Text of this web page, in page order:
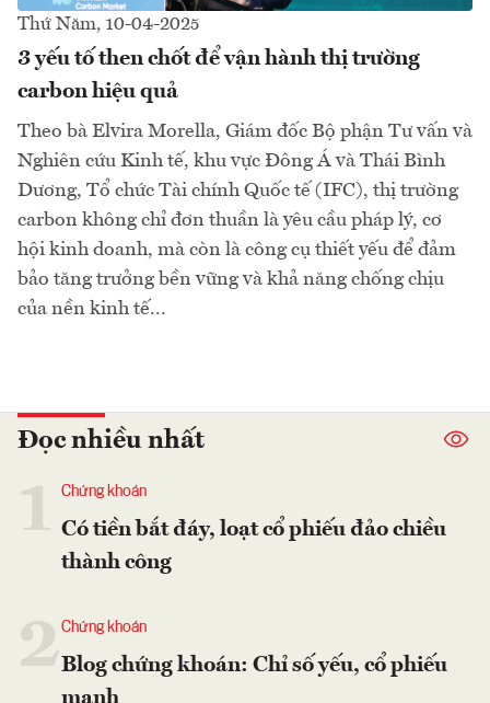
Thứ Năm, 10-04-2025
3 yếu tố then chốt để vận hành thị trường
carbon hiệu quả
Theo bà Elvira Morella, Giám đốc Bộ phận Tư vấn và
Nghiên cứu Kinh tế, khu vực Đông Á và Thái Bình
Dương, Tổ chức Tài chính Quốc tế (IFC), thị trường
carbon không chỉ đơn thuần là yêu cầu pháp lý, cơ
hội kinh doanh, mà còn là công cụ thiết yếu để đảm
bảo tăng trưởng bền vững và khả năng chống chịu
của nền kinh tế...
Đọc nhiều nhất
Chứng khoán
Có tiền bắt đáy, loạt cổ phiếu đảo chiều
thành công
2Chứng khoán
Blog chứng khoán: Chỉ số yếu, cổ phiếu